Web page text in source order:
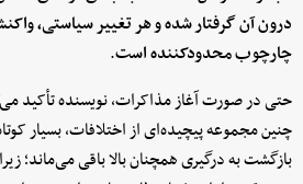
درون آن گرفتار شده و هر تغییر سیاستی،
چارچوب محدودکننده است.
چنین مجموعه پیچیده‌ای از اختلافات، بسیار
بازگشت به درگیری همچنان بالا باقی می‌ماند؛